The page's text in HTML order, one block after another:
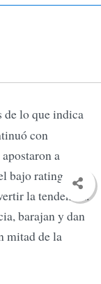
de lo que indica
con
a
bajo rating y
la tendencia.
barajan y dan
mitad de la